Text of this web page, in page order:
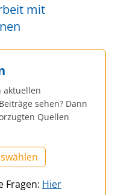
mit
aktuellen
sehen? Dann
Quellen
Fragen: Hier